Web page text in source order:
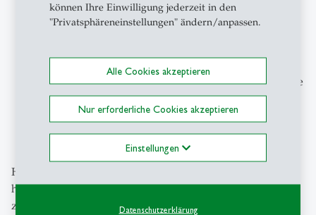
können Ihre Einwilligung jederzeit in den
"Privatsphäreneinstellungen" ändern/anpassen.
Alle Cookies akzeptieren
Nur erforderliche Cookies akzeptieren
Einstellungen
Datenschutzerklärung
Erleben oder Beobachten von
Unterstützung zur Vereinbarkeit von Familienpflege
und Arbeit/Studium
Allen weiteren Themen rund um einenfairen und
inklusiven Campusund Chancengleichheit
Haben Sie Fragen, Anregungen oder Bedenken? Wir
hören Ihnen zu und sind für Sie da – zögern Sie nicht, uns
zu kontaktieren:
diversity@unisg.ch.